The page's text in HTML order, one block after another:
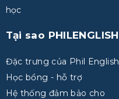
học
Tại sao PHILENGLISH
Đặc trưng của Phil English
Học bổng - hỗ trợ
Hệ thống đảm bảo cho